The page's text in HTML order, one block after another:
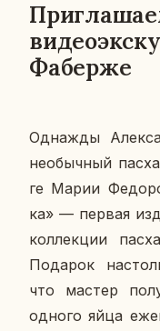
Фаберже
Од­на­жды
необыч­ный
ге Марии
ка» — первая
кол­лек­ции
По­да­рок
что мастер
одного яйца